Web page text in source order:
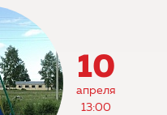
10
апреля
13:00